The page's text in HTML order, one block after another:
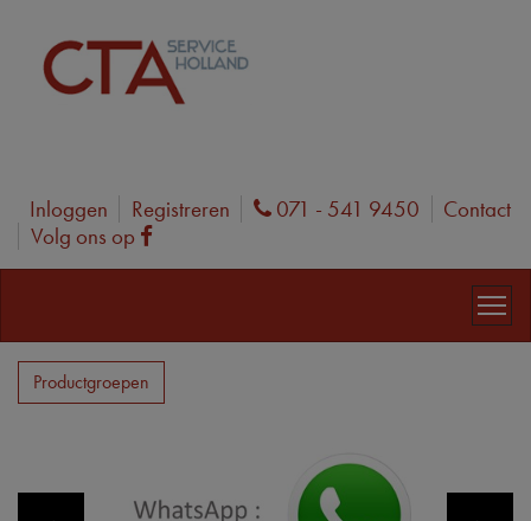
Inloggen Registreren Phone
071 - 541 9450
Contact
Volg ons op
Facebook
Productgroepen